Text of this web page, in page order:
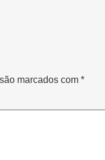
marcados com *